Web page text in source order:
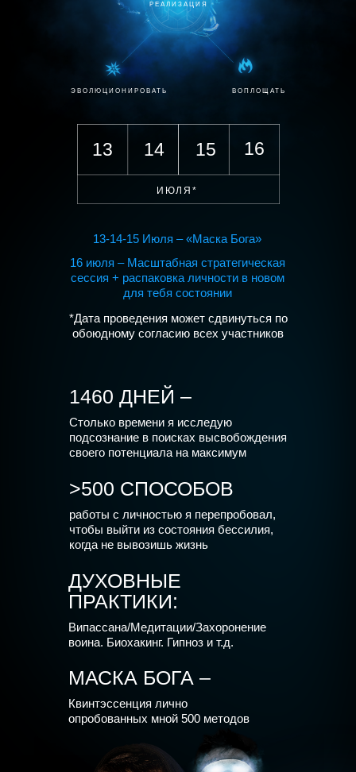
ВОПЛОЩАТЬ
ЭВОЛЮЦИОНИРОВАТЬ
РЕAЛИЗAЦИЯ
16
15
14
13
ИЮЛЯ*
16 июля – Масштабная стратегическая
сессия + распаковка личности в новом
для тебя состоянии
13-14-15 Июля – «Маска Бога»
1460 ДНЕЙ –
Столько времени я исследую
подсознание в поисках высвобождения
своего потенциала на максимум
>500 СПОСОБОВ
МАСКА БОГА –
Квинтэссенция лично
опробованных мной 500 методов
Випассана/Медитации/Захоронение
воина. Биохакинг. Гипноз и т.д.
ДУХОВНЫЕ
ПРАКТИКИ:
работы с личностью я перепробовал,
чтобы выйти из состояния бессилия,
когда не вывозишь жизнь
*Дaтa проведения может сдвинуться по
обоюдному соглacию всех учacтников